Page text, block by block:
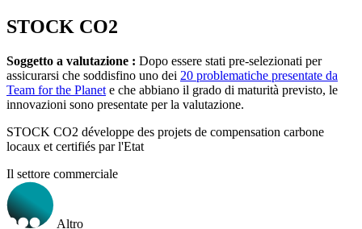
STOCK CO2
Soggetto a valutazione : Dopo essere stati pre-selezionati per
assicurarsi che soddisfino uno dei 20 problematiche presentate da
Team for the Planet e che abbiano il grado di maturità previsto, le
innovazioni sono presentate per la valutazione.
STOCK CO2 développe des projets de compensation carbone
locaux et certifiés par l'Etat
Il settore commerciale
Altro